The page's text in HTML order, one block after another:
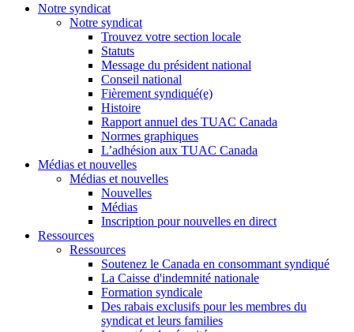
Notre syndicat
Notre syndicat
Trouvez votre section locale
Statuts
Message du président national
Conseil national
Fièrement syndiqué(e)
Histoire
Rapport annuel des TUAC Canada
Normes graphiques
L’adhésion aux TUAC Canada
Médias et nouvelles
Médias et nouvelles
Nouvelles
Médias
Inscription pour nouvelles en direct
Ressources
Ressources
Soutenez le Canada en consommant syndiqué
La Caisse d'indemnité nationale
Formation syndicale
Des rabais exclusifs pour les membres du
syndicat et leurs families